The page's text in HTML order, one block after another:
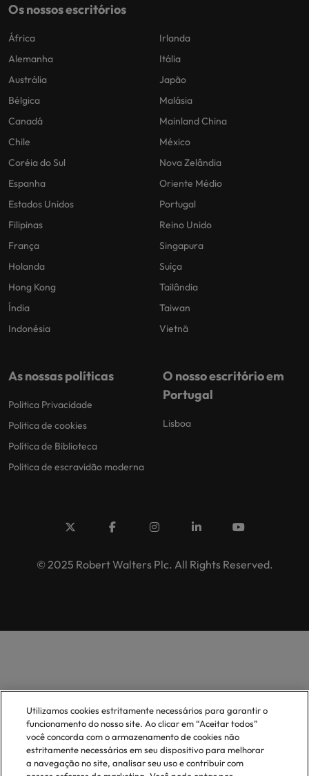
Os nossos escritórios
África
Alemanha
Austrália
Bélgica
Canadá
Chile
Coréia do Sul
Espanha
Estados Unidos
Filipinas
França
Holanda
Hong Kong
Índia
Indonésia
Irlanda
Itália
Japão
Malásia
Mainland China
México
Nova Zelândia
Oriente Médio
Portugal
Reino Unido
Singapura
Suíça
Tailândia
Taiwan
Vietnã
As nossas políticas
Politica Privacidade
Politica de cookies
Política de Biblioteca
Politica de escravidão moderna
O nosso escritório em
Portugal
Lisboa
© 2025 Robert Walters Plc. All Rights Reserved.
Utilizamos cookies estritamente necessários para garantir o
funcionamento do nosso site. Ao clicar em “Aceitar todos”
você concorda com o armazenamento de cookies não
estritamente necessários em seu dispositivo para melhorar
a navegação no site, analisar seu uso e contribuir com